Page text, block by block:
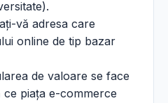
vă adresa care
online de tip bazar
de valoare se face
piața e-commerce